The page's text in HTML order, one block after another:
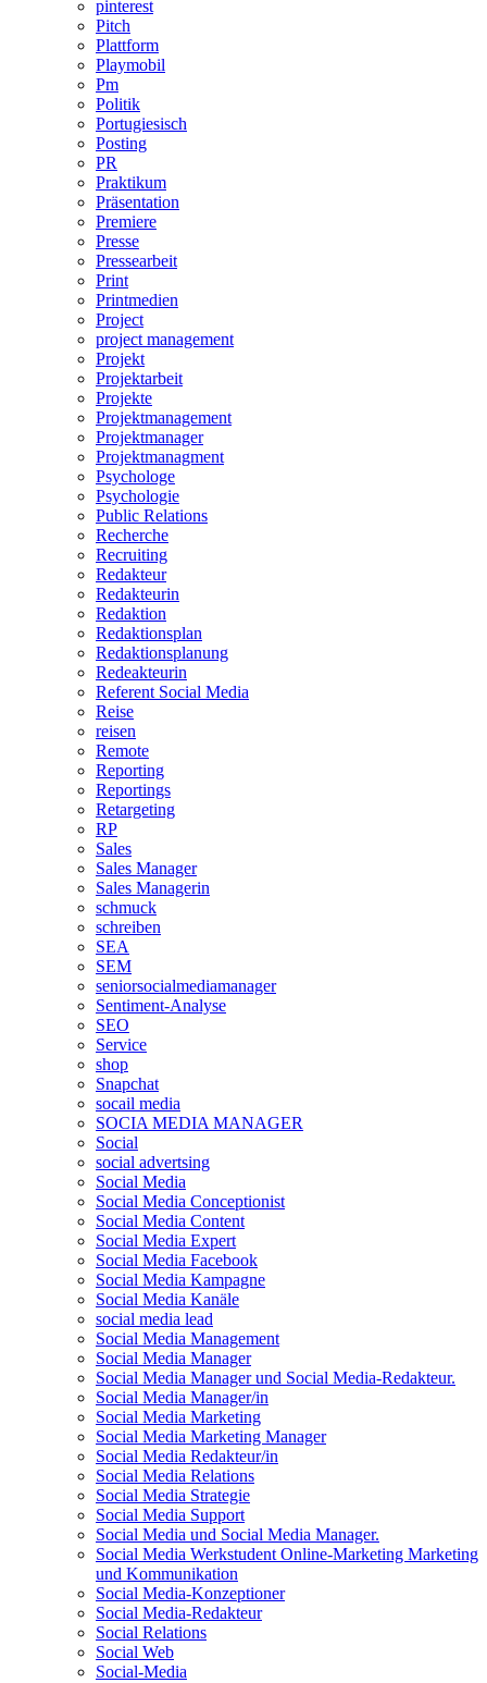
pinterest
Pitch
Plattform
Playmobil
Pm
Politik
Portugiesisch
Posting
PR
Praktikum
Präsentation
Premiere
Presse
Pressearbeit
Print
Printmedien
Project
project management
Projekt
Projektarbeit
Projekte
Projektmanagement
Projektmanager
Projektmanagment
Psychologe
Psychologie
Public Relations
Recherche
Recruiting
Redakteur
Redakteurin
Redaktion
Redaktionsplan
Redaktionsplanung
Redeakteurin
Referent Social Media
Reise
reisen
Remote
Reporting
Reportings
Retargeting
RP
Sales
Sales Manager
Sales Managerin
schmuck
schreiben
SEA
SEM
seniorsocialmediamanager
Sentiment-Analyse
SEO
Service
shop
Snapchat
socail media
SOCIA MEDIA MANAGER
Social
social advertsing
Social Media
Social Media Conceptionist
Social Media Content
Social Media Expert
Social Media Facebook
Social Media Kampagne
Social Media Kanäle
social media lead
Social Media Management
Social Media Manager
Social Media Manager und Social Media-Redakteur.
Social Media Manager/in
Social Media Marketing
Social Media Marketing Manager
Social Media Redakteur/in
Social Media Relations
Social Media Strategie
Social Media Support
Social Media und Social Media Manager.
Social Media Werkstudent Online-Marketing Marketing
und Kommunikation
Social Media-Konzeptioner
Social Media-Redakteur
Social Relations
Social Web
Social-Media